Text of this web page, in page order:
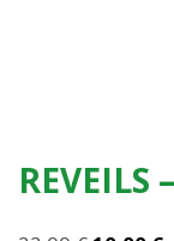
REVEILS